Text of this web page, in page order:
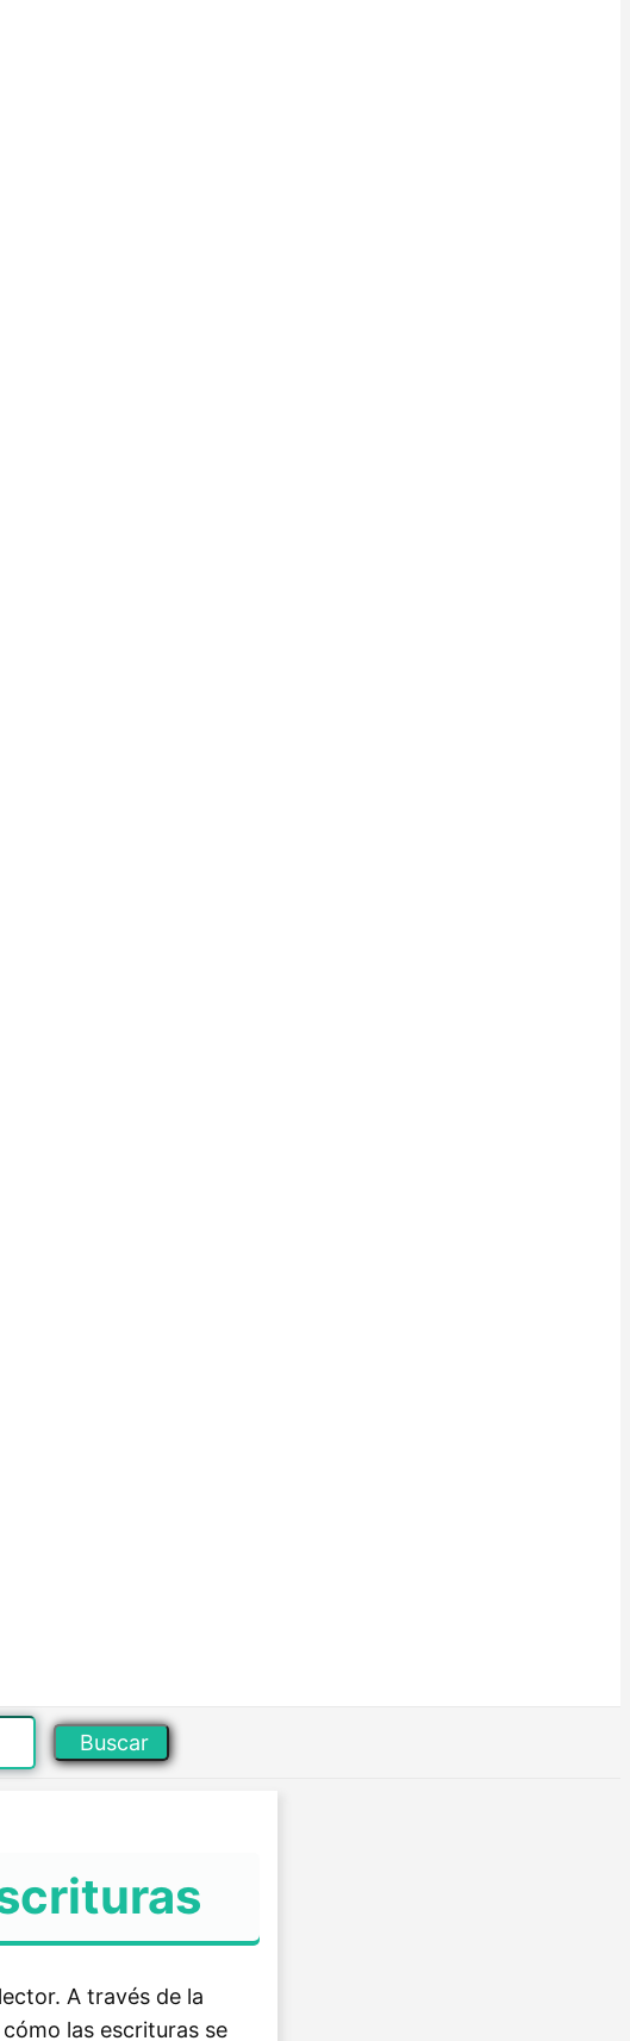
Buscar
A través de la
las escrituras se